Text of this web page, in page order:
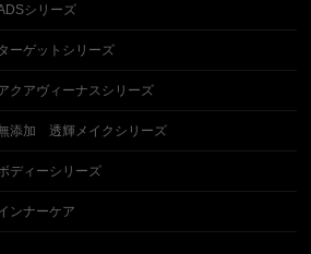
シリーズ
ーゲットシリーズ
クアヴィーナスシリーズ
添加 透輝メイクシリーズ
ディーシリーズ
ンナーケア